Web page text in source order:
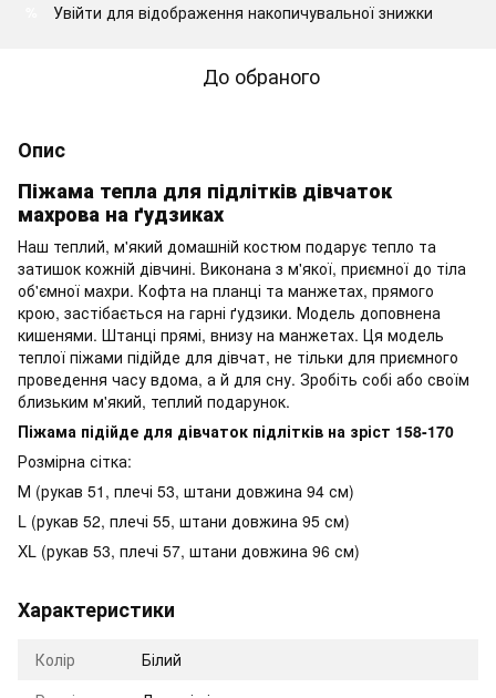
Увійти для відображення накопичувальної знижки
До обраного
Опис
Піжама тепла для підлітків дівчаток
махрова на ґудзиках
Наш теплий, м'який домашній костюм подарує тепло та
затишок кожній дівчині. Виконана з м'якої, приємної до тіла
об'ємної махри. Кофта на планці та манжетах, прямого
крою, застібається на гарні ґудзики. Модель доповнена
кишенями. Штанці прямі, внизу на манжетах. Ця модель
теплої піжами підійде для дівчат, не тільки для приємного
проведення часу вдома, а й для сну. Зробіть собі або своїм
близьким м'який, теплий подарунок.
Піжама підійде для дівчаток підлітків на зріст 158-170
Розмірна сітка:
М (рукав 51, плечі 53, штани довжина 94 см)
L (рукав 52, плечі 55, штани довжина 95 см)
XL (рукав 53, плечі 57, штани довжина 96 см)
Характеристики
Колір
Білий